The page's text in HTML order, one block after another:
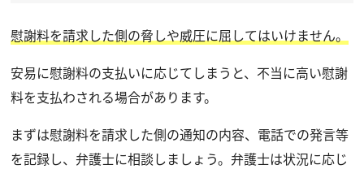
慰謝料を請求した側の脅しや威圧に屈してはいけません。
安易に慰謝料の支払いに応じてしまうと、不当に高い慰謝
料を支払わされる場合があります。
まずは慰謝料を請求した側の通知の内容、電話での発言等
を記録し、弁護士に相談しましょう。弁護士は状況に応じ